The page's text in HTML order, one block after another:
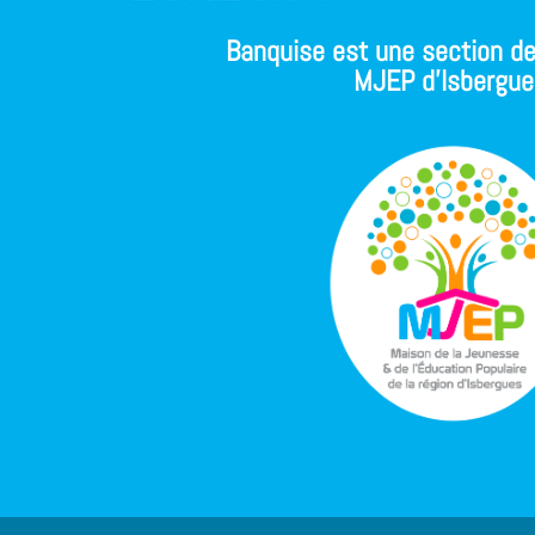
Banquise est une section
MJEP